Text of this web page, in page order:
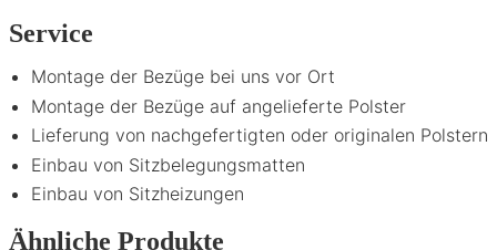
Service
Montage der Bezüge bei uns vor Ort
Montage der Bezüge auf angelieferte Polster
Lieferung von nachgefertigten oder originalen Polstern
Einbau von Sitzbelegungsmatten
Einbau von Sitzheizungen
Ähnliche Produkte